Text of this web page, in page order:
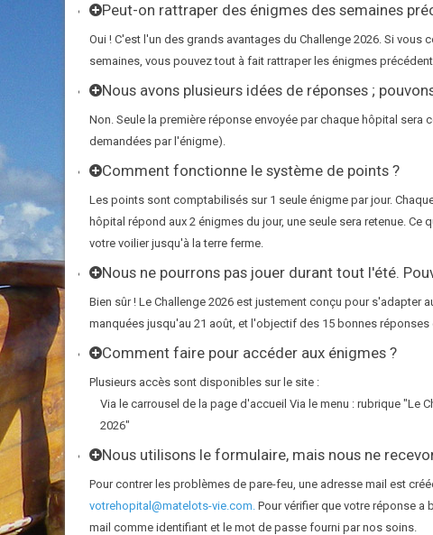
Peut-on rattraper des énigmes des semaines
Oui ! C'est l'un des grands avantages du Challenge 2026. Si
semaines, vous pouvez tout à fait rattraper les énigmes
Nous avons plusieurs idées de réponses ;
Non. Seule la première réponse envoyée par chaque hôpital
demandées par l'énigme).
Comment fonctionne le système de points ?
Les points sont comptabilisés sur 1 seule énigme par jour.
hôpital répond aux 2 énigmes du jour, une seule sera retenue.
votre voilier jusqu'à la terre ferme.
Nous ne pourrons pas jouer durant tout l'été.
Bien sûr ! Le Challenge 2026 est justement conçu pour
manquées jusqu'au 21 août, et l'objectif des 15 bonnes
Comment faire pour accéder aux énigmes ?
Plusieurs accès sont disponibles sur le site :
Via le carrousel de la page d'accueil Via le menu : rubrique "Le
2026"
Nous utilisons le formulaire, mais nous ne
Pour contrer les problèmes de pare-feu, une adresse mail est
votrehopital@matelots-vie.com. Pour vérifier que votre réponse a
mail comme identifiant et le mot de passe fourni par nos soins.